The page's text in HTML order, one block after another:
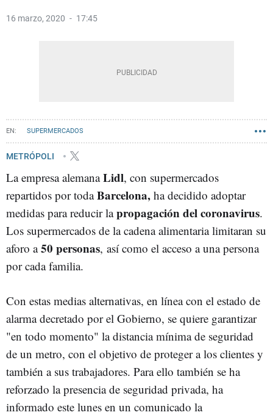
16 marzo, 2020 17:45
SUPERMERCADOS
METRÓPOLI
La empresa alemanaLidl, con supermercados
repartidos por todaBarcelona, ha decidido adoptar
medidas para reducir lapropagación del coronavirus.
Los supermercados de la cadena alimentaria limitaran su
aforo a50 personas, así como el acceso a una persona
por cada familia.
Con estas medias alternativas, en línea con el estado de
alarma decretado por el Gobierno, se quiere garantizar
"en todo momento" la distancia mínima de seguridad
de un metro, con el objetivo de proteger a los clientes y
también a sus trabajadores. Para ello también se ha
reforzado la presencia de seguridad privada, ha
informado este lunes en un comunicado la